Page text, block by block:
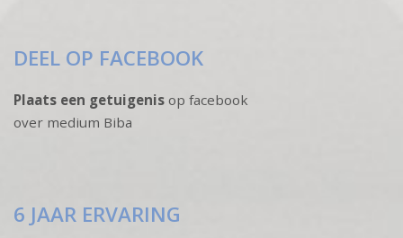
DEEL OP FACEBOOK
Plaats een getuigenis op facebook
over medium Biba
6 JAAR ERVARING